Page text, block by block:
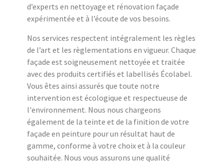
d’experts en nettoyage et rénovation façade
expérimentée et à l’écoute de vos besoins.
Nos services respectent intégralement les règles
de l’art et les règlementations en vigueur. Chaque
façade est soigneusement nettoyée et traitée
avec des produits certifiés et labellisés Écolabel.
Vous êtes ainsi assurés que toute notre
intervention est écologique et respectueuse de
l'environnement. Nous nous chargeons
également de la teinte et de la finition de votre
façade en peinture pour un résultat haut de
gamme, conforme à votre choix et à la couleur
souhaitée. Nous vous assurons une qualité